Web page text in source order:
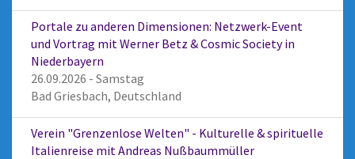
Portale zu anderen Dimensionen: Netzwerk-Event
und Vortrag mit Werner Betz & Cosmic Society in
Niederbayern
26.09.2026 - Samstag
Bad Griesbach, Deutschland
Verein "Grenzenlose Welten" - Kulturelle & spirituelle
Italienreise mit Andreas Nußbaummüller